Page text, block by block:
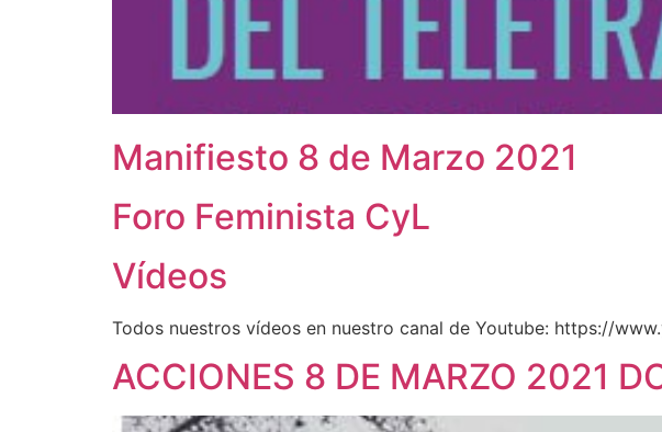
Manifiesto 8 de Marzo 2021
Foro Feminista CyL
Vídeos
Todos nuestros vídeos en nuestro canal de Youtube: https://
ACCIONES 8 DE MARZO 2021